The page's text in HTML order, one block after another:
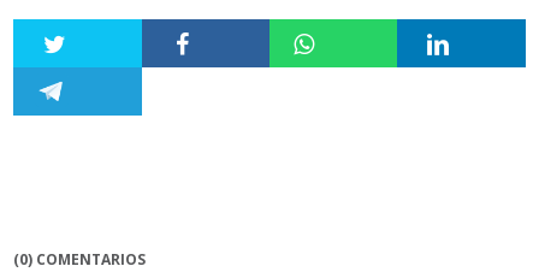
(0) COMENTARIOS